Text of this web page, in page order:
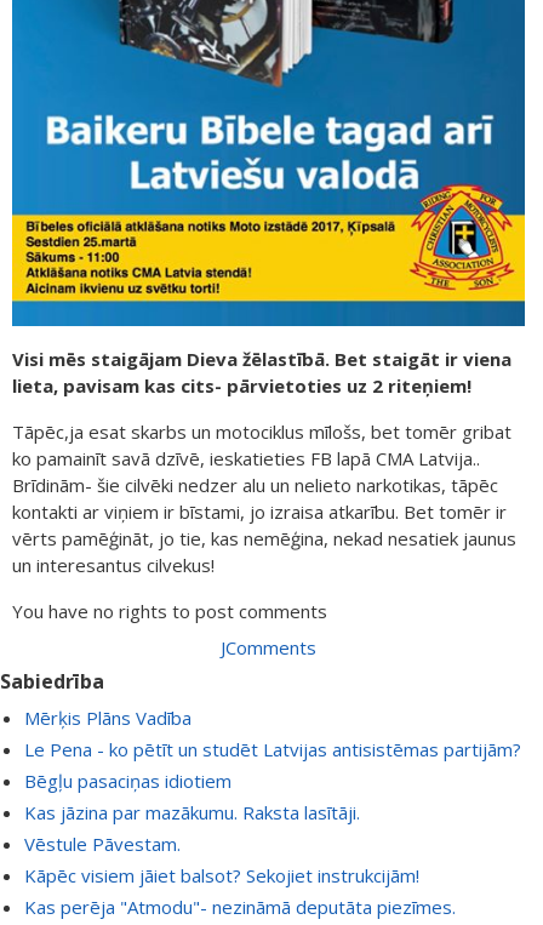
Visi mēs staigājam Dieva žēlastībā. Bet staigāt ir viena
lieta, pavisam kas cits- pārvietoties uz 2 riteņiem!
Tāpēc,ja esat skarbs un motociklus mīlošs, bet tomēr gribat
ko pamainīt savā dzīvē, ieskatieties FB lapā CMA Latvija..
Brīdinām- šie cilvēki nedzer alu un nelieto narkotikas, tāpēc
kontakti ar viņiem ir bīstami, jo izraisa atkarību. Bet tomēr ir
vērts pamēģināt, jo tie, kas nemēģina, nekad nesatiek jaunus
un interesantus cilvekus!
You have no rights to post comments
JComments
Sabiedrība
Mērķis Plāns Vadība
Le Pena - ko pētīt un studēt Latvijas antisistēmas partijām?
Bēgļu pasaciņas idiotiem
Kas jāzina par mazākumu. Raksta lasītāji.
Vēstule Pāvestam.
Kāpēc visiem jāiet balsot? Sekojiet instrukcijām!
Kas perēja "Atmodu"- nezināmā deputāta piezīmes.